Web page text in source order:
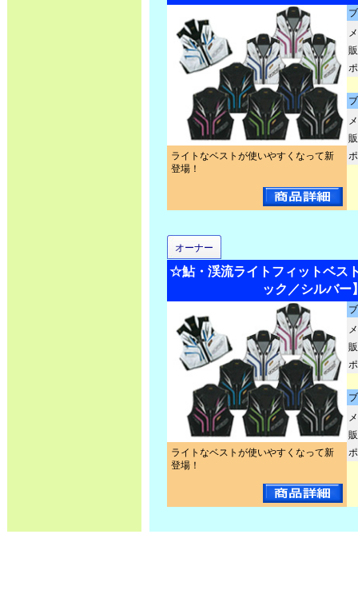
ライトなベストが使いやすくなって新
登場！
オーナー
☆鮎・渓流ライトフィットベス
ック／シルバー
ライトなベストが使いやすくなって新
登場！